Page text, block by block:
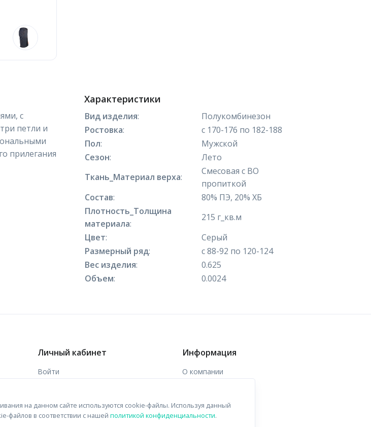
с
петли и
прилегания
Характеристики
Вид изделия:
Полукомбинезон
Ростовка:
с 170-176 по 182-188
Пол:
Мужской
Сезон:
Лето
Ткань_Материал верха:
Смесовая с ВО
пропиткой
Состав:
80% ПЭ, 20% ХБ
Плотность_Толщина
материала:
215 г_кв.м
Цвет:
Серый
Размерный ряд:
с 88-92 по 120-124
Вес изделия:
0.625
Объем: 0.0024
Личный кабинет
Войти
Информация
О компании
Контакты
на данном сайте используются cookie-файлы. Используя данный
файлов в соответствии с нашей политикой конфиденциальности.